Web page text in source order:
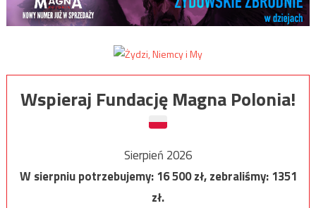
Wspieraj Fundację Magna Polonia!
Sierpień 2026
W sierpniu potrzebujemy:16 500zł, zebraliśmy:1351
zł.